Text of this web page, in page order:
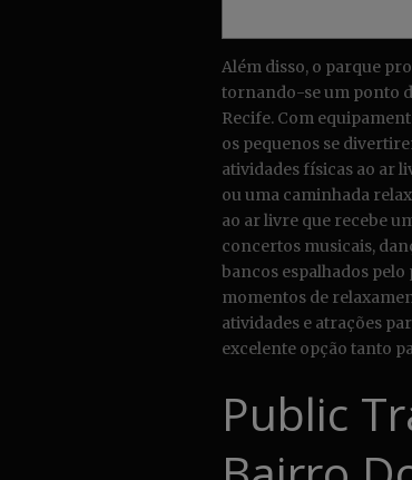
Além disso, o parque
tornando-se um ponto
Recife. Com
os pequenos se
atividades físicas ao ar
ou uma caminhada
ao ar livre que recebe
concertos musicais,
bancos espalhados
momentos de
atividades e atrações
excelente opção tanto
Public